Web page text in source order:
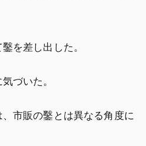
を差し出した。
づいた。
市販の鑿とは異なる角度に